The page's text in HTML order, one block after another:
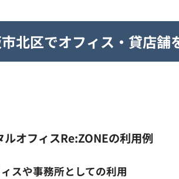
北区でオフィス・貸店
ルオフィスRe:ZONEの利用例
スや事務所としての利用